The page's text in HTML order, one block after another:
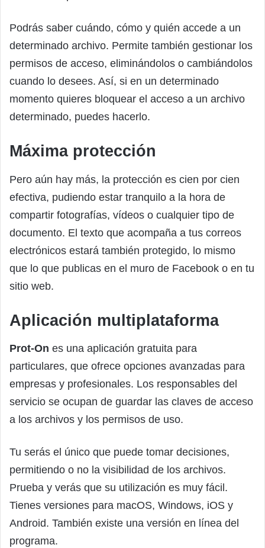
Podrás saber cuándo, cómo y quién accede a un
determinado archivo. Permite también gestionar los
permisos de acceso, eliminándolos o cambiándolos
cuando lo desees. Así, si en un determinado
momento quieres bloquear el acceso a un archivo
determinado, puedes hacerlo.
Máxima protección
Pero aún hay más, la protección es cien por cien
efectiva, pudiendo estar tranquilo a la hora de
compartir fotografías, vídeos o cualquier tipo de
documento. El texto que acompaña a tus correos
electrónicos estará también protegido, lo mismo
que lo que publicas en el muro de Facebook o en tu
sitio web.
Aplicación multiplataforma
Prot-On es una aplicación gratuita para
particulares, que ofrece opciones avanzadas para
empresas y profesionales. Los responsables del
servicio se ocupan de guardar las claves de acceso
a los archivos y los permisos de uso.
Tu serás el único que puede tomar decisiones,
permitiendo o no la visibilidad de los archivos.
Prueba y verás que su utilización es muy fácil.
Tienes versiones para macOS, Windows, iOS y
Android. También existe una versión en línea del
programa.